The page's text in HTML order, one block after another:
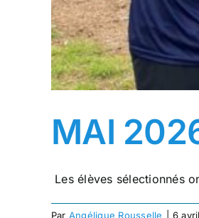
MAI
Les élèves sélectionnés
Par Angélique Rousselle 6